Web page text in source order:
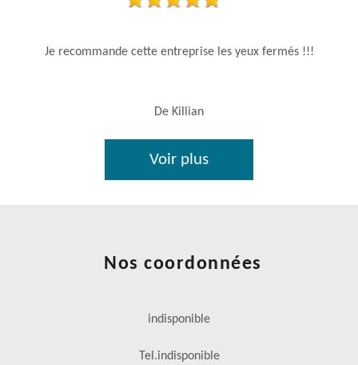
Je recommande cette entreprise les yeux fermés !!!
De Killian
Voir plus
Nos coordonnées
indisponible
Tel.indisponible